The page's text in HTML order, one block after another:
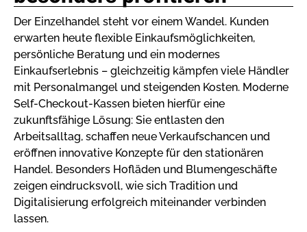
Der Einzelhandel steht vor einem Wandel. Kunden
erwarten heute flexible Einkaufsmöglichkeiten,
persönliche Beratung und ein modernes
Einkaufserlebnis – gleichzeitig kämpfen viele Händler
mit Personalmangel und steigenden Kosten. Moderne
Self-Checkout-Kassen bieten hierfür eine
zukunftsfähige Lösung: Sie entlasten den
Arbeitsalltag, schaffen neue Verkaufschancen und
eröffnen innovative Konzepte für den stationären
Handel. Besonders Hofläden und Blumengeschäfte
zeigen eindrucksvoll, wie sich Tradition und
Digitalisierung erfolgreich miteinander verbinden
lassen.